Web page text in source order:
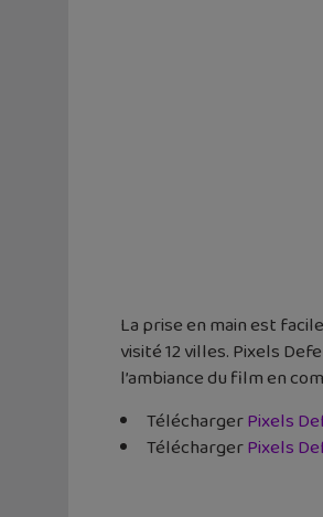
La prise en main est
visité 12 villes. Pixels
l’ambiance du film en
TéléchargerPixels
TéléchargerPixels